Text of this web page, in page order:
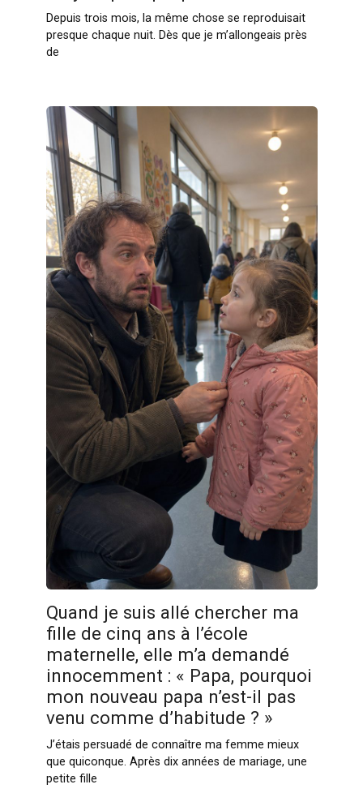
Depuis trois mois, la même chose se reproduisait
presque chaque nuit. Dès que je m’allongeais près
de
Quand je suis allé chercher ma
fille de cinq ans à l’école
maternelle, elle m’a demandé
innocemment : « Papa, pourquoi
mon nouveau papa n’est-il pas
venu comme d’habitude ? »
J’étais persuadé de connaître ma femme mieux
que quiconque. Après dix années de mariage, une
petite fille